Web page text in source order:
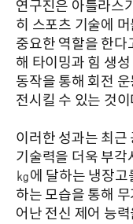
연구진은 아틀라스
히 스포츠 기술에
중요한 역할을 한다
해 타이밍과 힘 생
동작을 통해 회전
전시킬 수 있는 것이
이러한 성과는 최근
기술력을 더욱 부각
㎏에 달하는 냉장고
하는 모습을 통해
어난 전신 제어 능